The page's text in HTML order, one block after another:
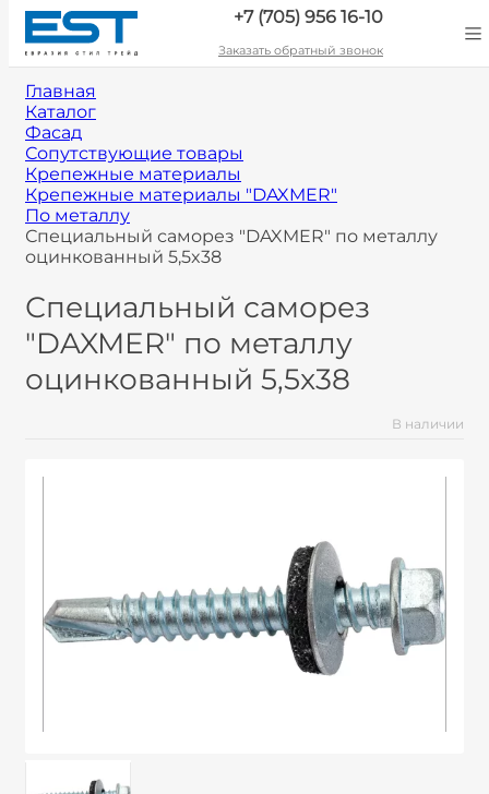
+7 (705) 956 16-10
Заказать обратный звонок
Главная
Каталог
Фасад
Сопутствующие товары
Крепежные материалы
Крепежные материалы "DAXMER"
По металлу
Специальный саморез "DAXMER" по металлу
оцинкованный 5,5x38
Специальный саморез
"DAXMER" по металлу
оцинкованный 5,5x38
В наличии